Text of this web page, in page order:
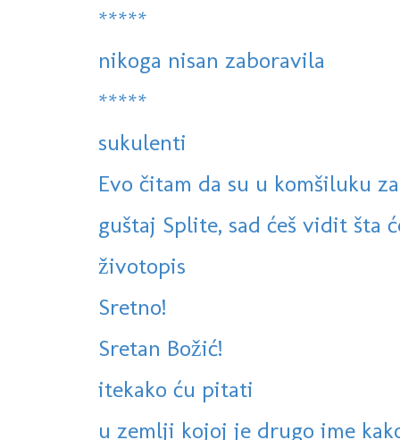
*****
nikoga nisan zaboravila
*****
sukulenti
Evo čitam da su u komšiluku
guštaj Splite, sad ćeš vidit šta
životopis
Sretno!
Sretan Božić!
itekako ću pitati
u zemlji kojoj je drugo ime